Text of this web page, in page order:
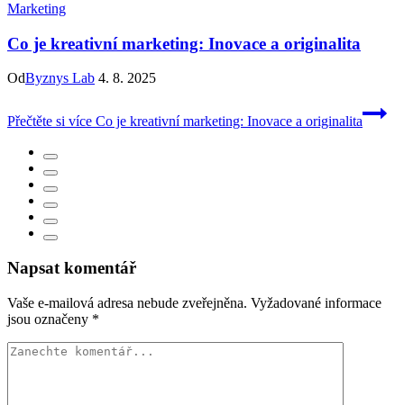
Marketing
Co je kreativní marketing: Inovace a originalita
OdByznys Lab 4. 8. 2025
Přečtěte si více Co je kreativní marketing: Inovace a originalita
Napsat komentář
Vaše e-mailová adresa nebude zveřejněna. Vyžadované informace
jsou označeny *